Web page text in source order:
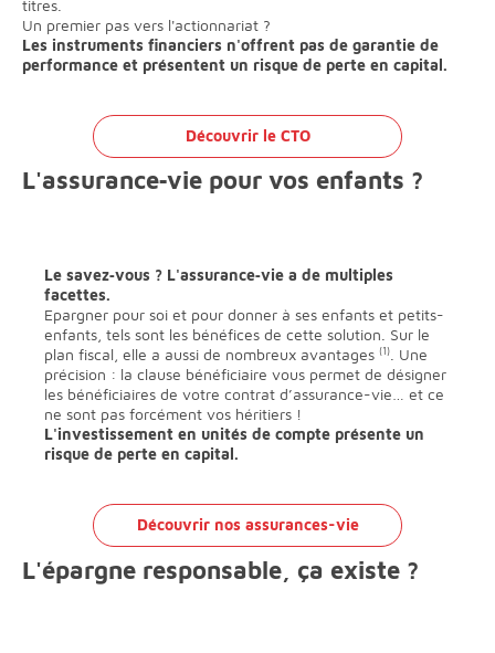
titres.
Un premier pas vers l'actionnariat ?
Les instruments financiers n'offrent pas de garantie de
performance et présentent un risque de perte en capital.
Découvrir le CTO
L'assurance‐vie pour vos enfants ?
Le savez‐vous ? L'assurance‐vie a de multiples
facettes.
Epargner pour soi et pour donner à ses enfants et petits-
enfants, tels sont les bénéfices de cette solution. Sur le
plan fiscal, elle a aussi de nombreux avantages (1)
. Une
précision : la clause bénéficiaire vous permet de désigner
les bénéficiaires de votre contrat d’assurance-vie… et ce
ne sont pas forcément vos héritiers !
L'investissement en unités de compte présente un
risque de perte en capital.
Découvrir nos assurances-vie
L'épargne responsable, ça existe ?